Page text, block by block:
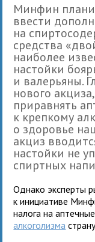
Минфин
ввести
на
средства
наиболее
настойки
и валерьяны.
нового
приравнять
к крепкому
о здоровье
акциз
настойки не
спиртных
Однако эксперты
к инициативе
налога на
алкоголизма